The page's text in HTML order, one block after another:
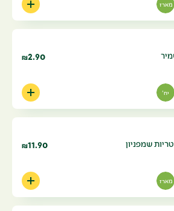
מארז
₪2.90
יח'
שמפניון ₪11.90
מארז